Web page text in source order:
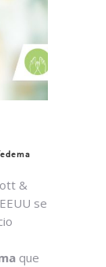
&
se
que